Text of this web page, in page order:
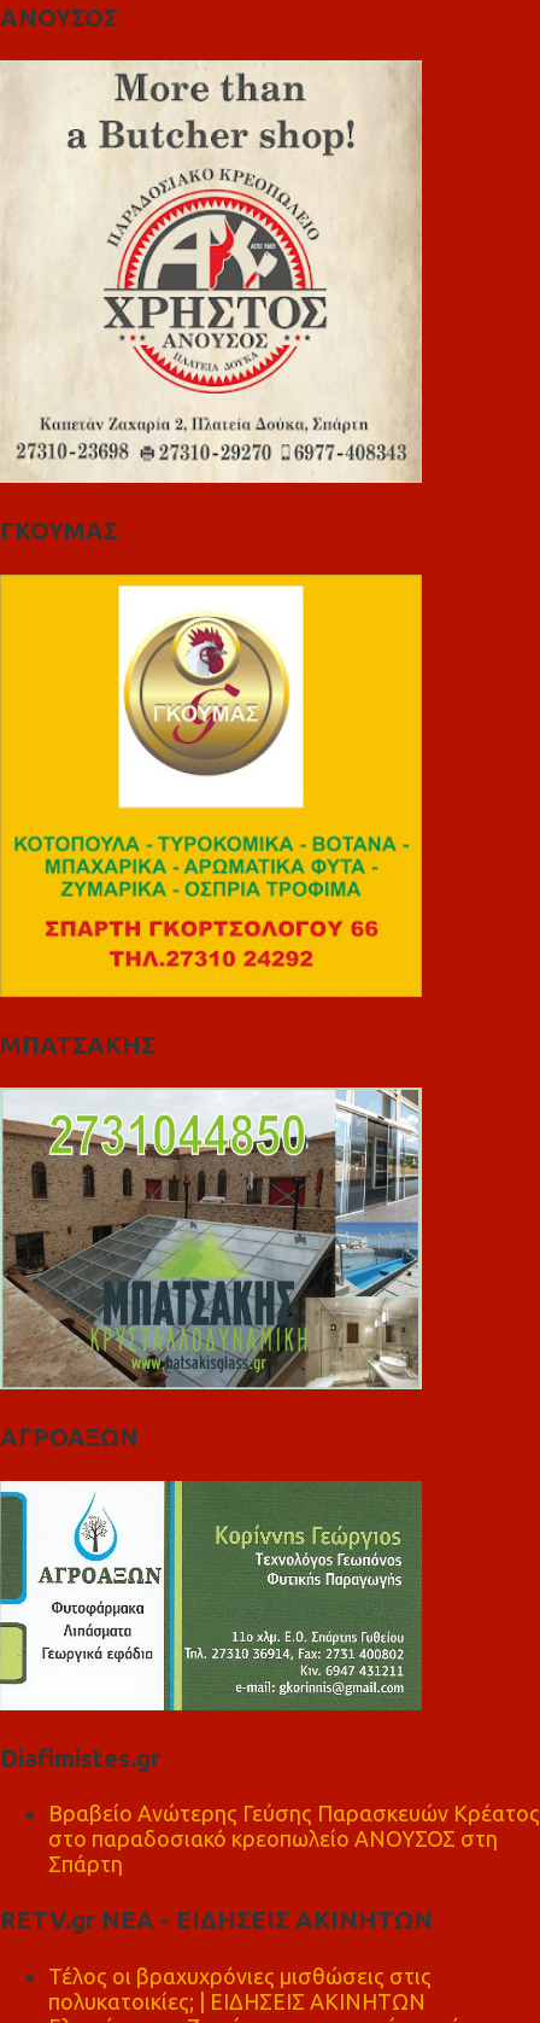
ΑΝΟΥΣΟΣ
ΓΚΟΥΜΑΣ
ΜΠΑΤΣΑΚΗΣ
ΑΓΡΟΑΞΩΝ
Diafimistes.gr
Βραβείο Ανώτερης Γεύσης Παρασκευών Κρέατος
στο παραδοσιακό κρεοπωλείο ΑΝΟΥΣΟΣ στη
Σπάρτη
RETV.gr ΝΕΑ - ΕΙΔΗΣΕΙΣ ΑΚΙΝΗΤΩΝ
Τέλος οι βραχυχρόνιες μισθώσεις στις
πολυκατοικίες; | ΕΙΔΗΣΕΙΣ ΑΚΙΝΗΤΩΝ